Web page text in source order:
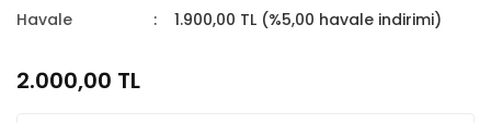
Havale
1.900,00 TL (%5,00 havale indirimi)
2.000,00 TL